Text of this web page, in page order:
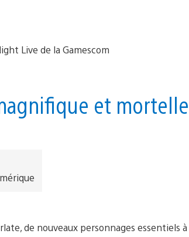
et
de nouveaux personnages essentiels